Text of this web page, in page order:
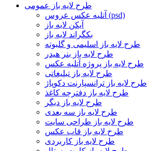
طرح لایه باز عمومی
آتلیه عکس عروس (psd)
آیکن لایه باز
بکگراند لایه باز
طرح لایه باز اسلیمی و گلبوته
طرح لایه باز بنر هیدر
طرح لایه باز پروژه آتلیه عکس
طرح لایه باز تبلیغاتی
طرح لایه باز ترانسپارنت دکوپاژ
طرح لایه باز دفترچه کاغذ
طرح لایه باز دیگر
طرح لایه باز سه بعدی
طرح لایه باز طراحی سایت
طرح لایه باز قاب عکس
طرح لایه باز کاربردی